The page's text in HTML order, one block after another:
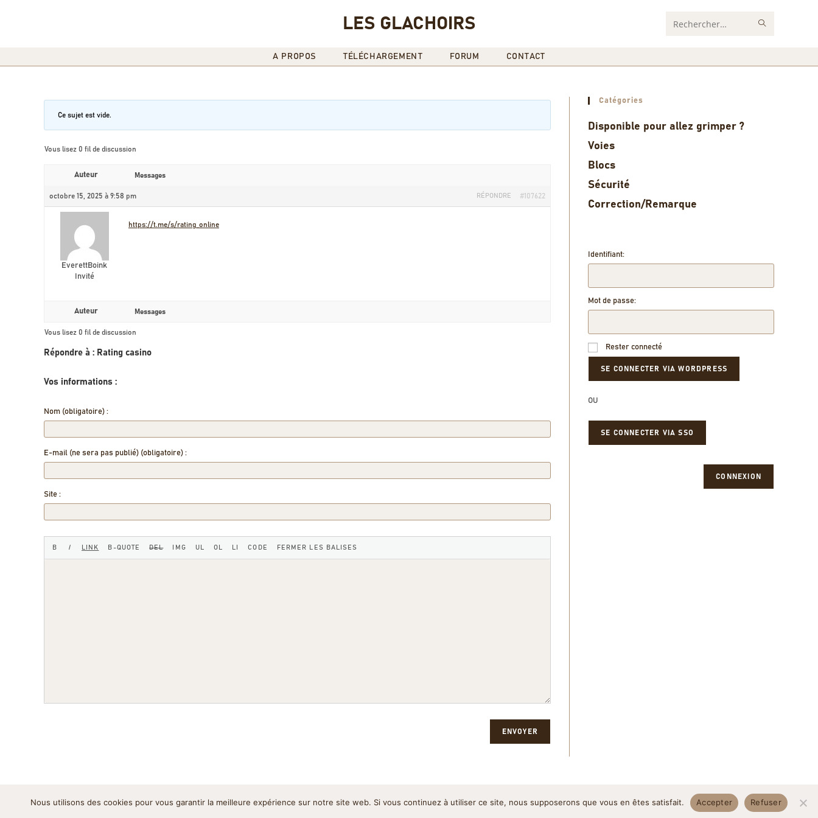
LES GLACHOIRS Rechercher
A PROPOS TÉLÉCHARGEMENT FORUM CONTACT
Ce sujet est vide.
Vous lisez 0 fil de discussion
Auteur Messages
octobre 15, 2025 à 9:58 pm #107622
RÉPONDRE
EverettBoink
Invité
https://t.me/s/rating_online
Auteur Messages
Vous lisez 0 fil de discussion
Répondre à : Rating casino
Vos informations :
Nom (obligatoire) :
E-mail (ne sera pas publié) (obligatoire) :
Site :
ENVOYER
Catégories
Disponible pour allez grimper ?
Voies
Blocs
Sécurité
Correction/Remarque
Identifiant:
Mot de passe:
Rester connecté
OU
SE CONNECTER VIA SSO
CONNEXION
Mentions légales Politique de cookies Politique de confidentialité
Nous utilisons des cookies pour vous garantir la meilleure expérience sur notre site web. Si vous continuez à utiliser ce site, nous supposerons que vous en êtes satisfait. Accepter Refuser